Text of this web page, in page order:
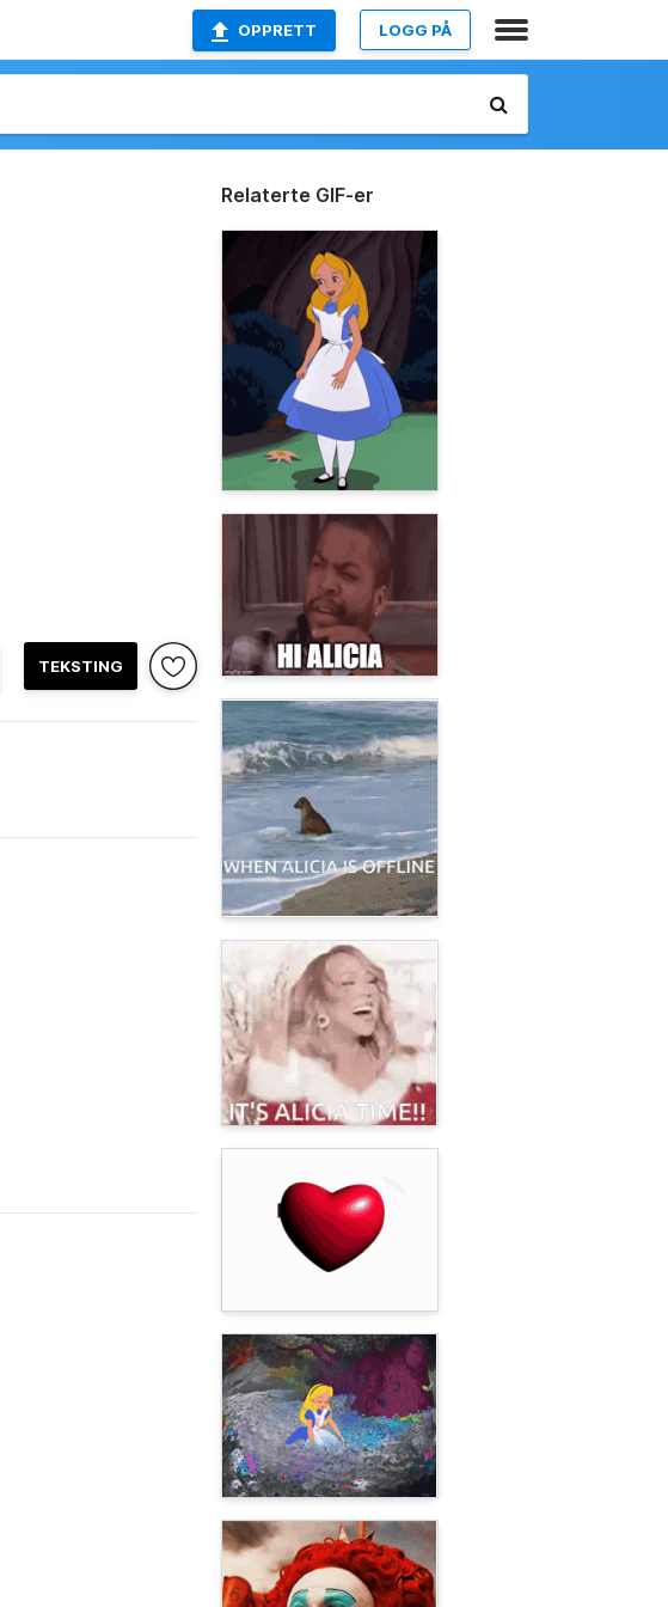
OPPRETT LOGG PÅ
TEKSTING
Relaterte GIF-er